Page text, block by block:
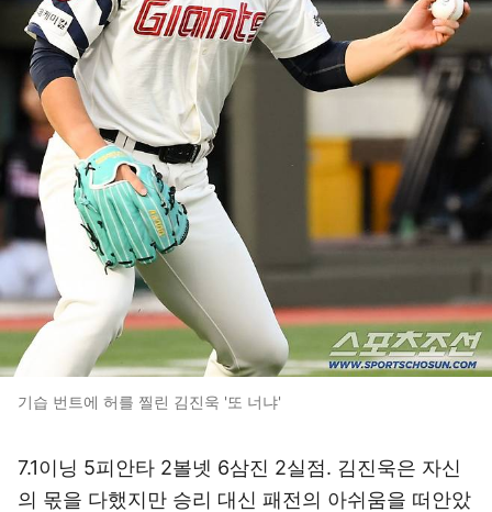
기습 번트에 허를 찔린 김진욱 '또 너냐'
7.1이닝 5피안타 2볼넷 6삼진 2실점. 김진욱은 자신
의 몫을 다했지만 승리 대신 패전의 아쉬움을 떠안았